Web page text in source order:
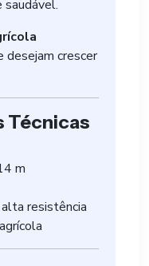
saudável.
desejam crescer
Técnicas
m
resistência